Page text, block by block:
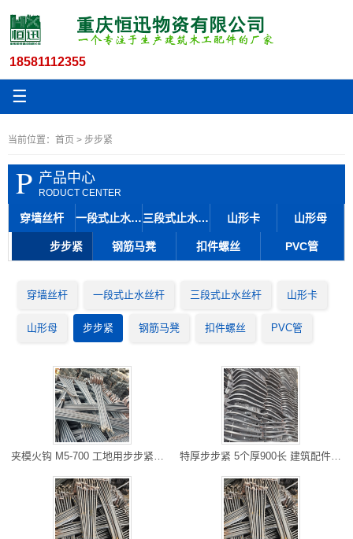
18581112355
☰
当前位置： 首页 > 步步紧
P 产品中心
RODUCT CENTER
穿墙丝杆 一段式止水丝杆 三段式止水丝杆 山形卡 山形母
步步紧 钢筋马凳 扣件螺丝 PVC管
穿墙丝杆 一段式止水丝杆 三段式止水丝杆 山形卡
山形母 步步紧 钢筋马凳 扣件螺丝 PVC管
夹模火钩 M5-700 工地用步步紧头 螺杆批发 加厚建筑工地用 特厚步步紧 5个厚900长 建筑配件步步紧 步步紧供应厂家 可调节加